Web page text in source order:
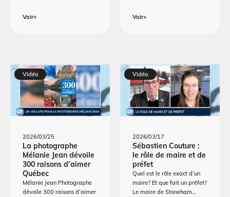
Voir+ Voir+
Vidéo
2026/03/25
La photographe
Mélanie Jean dévoile
300 raisons d’aimer
Québec
Mélanie Jean Photographe
dévoile 300 raisons d’aimer
Vidéo
2026/03/17
Sébastien Couture :
le rôle de maire et de
préfet
Quel est le rôle exact d’un
maire? Et que fait un préfet?
Le maire de Stoneham…